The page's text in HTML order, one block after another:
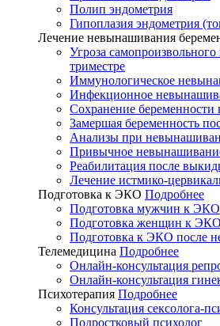
Полип эндометрия
Гипоплазия эндометрия
Лечение невынашивания
Угроза
триместре
Иммунологическое
Инфекционное
Сохранение беременности
Замершая беременность
Анализы при
Привычное
Реабилитация после
Лечение истмико-
Подготовка к ЭКО Подробнее
Подготовка мужчин к ЭКО
Подготовка женщин к ЭКО
Подготовка к ЭКО после
Телемедицина Подробнее
Онлайн-консультация
Онлайн-консультация
Психотерапия Подробнее
Консультация сексолога-
Подростковый психолог